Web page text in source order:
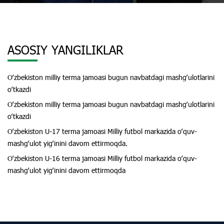
ASOSIY YANGILIKLAR
Oʻzbekiston milliy terma jamoasi bugun navbatdagi mashgʻulotlarini
oʻtkazdi
Oʻzbekiston milliy terma jamoasi bugun navbatdagi mashgʻulotlarini
oʻtkazdi
Oʻzbekiston U-17 terma jamoasi Milliy futbol markazida oʻquv-
mashgʻulot yigʻinini davom ettirmoqda.
Oʻzbekiston U-16 terma jamoasi Milliy futbol markazida oʻquv-
mashgʻulot yigʻinini davom ettirmoqda